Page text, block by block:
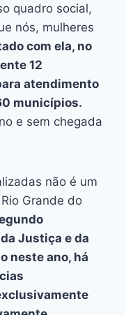
quadro social,
nós, mulheres
com ela, no
12
atendimento
municípios.
e sem chegada
não é um
Grande do
Justiça e da
neste ano, há